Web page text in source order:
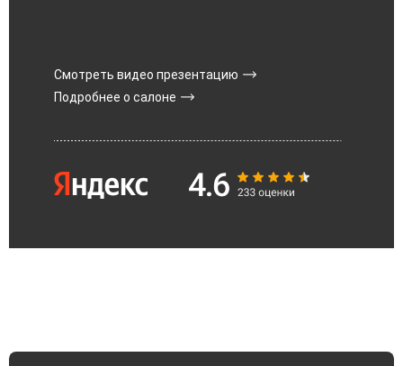
Смотреть видео презентацию
Подробнее о салоне